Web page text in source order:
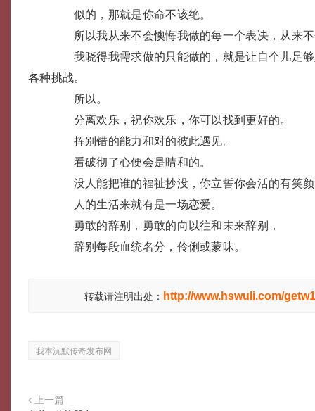
似的，那就是你命不该绝。
所以我从来不会懊悔我做的每一个表决，从来
我晓得我需求做的只能做的，就是让自个儿足够
各种挑战。
所以。
分离欢乐，祝你欢乐，你可以找到更好的。
挥别错的能力和对的彼此遇见。
看破彻了心便会是睛和的。
没人能把谁的福祉抄没，你立誓你会活的有笑
人的生活来就有是一场恋爱。
勇敢的辞别，勇敢的向以往和未来辞别，
辞别每段血统名分，伶俐或蒙昧。
转载请注明出处： http://www.hswuli.com/
我本沉默传奇发布网
上一篇